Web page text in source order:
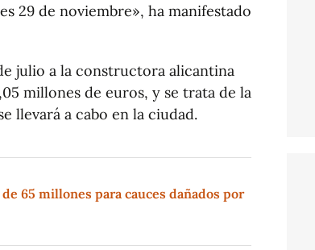
29 de noviembre», ha manifestado
julio a la constructora alicantina
millones de euros, y se trata de la
llevará a cabo en la ciudad.
65 millones para cauces dañados por